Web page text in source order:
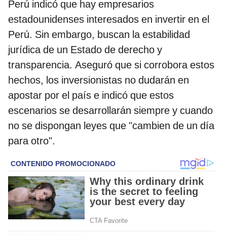
Perú indicó que hay empresarios
estadounidenses interesados en invertir en el
Perú. Sin embargo, buscan la estabilidad
jurídica de un Estado de derecho y
transparencia. Aseguró que si corrobora estos
hechos, los inversionistas no dudarán en
apostar por el país e indicó que estos
escenarios se desarrollarán siempre y cuando
no se dispongan leyes que "cambien de un día
para otro".